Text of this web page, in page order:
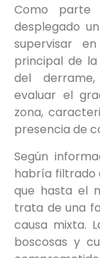
Como parte
desplegado
supervisar
principal de
del
evaluar el
zona,
presencia de
Según
habría filtrado
que hasta el
trata de una
causa mixta.
boscosas y